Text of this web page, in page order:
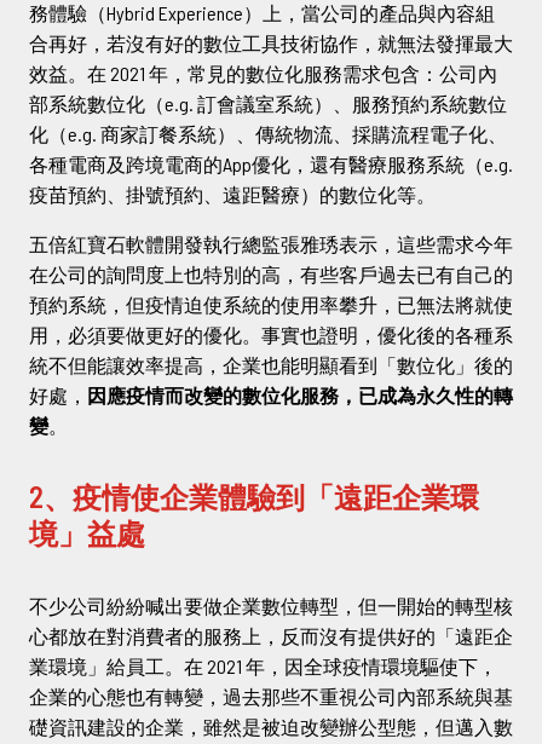
務體驗（Hybrid Experience）上，當公司的產品與內容組
合再好，若沒有好的數位工具技術協作，就無法發揮最大
效益。在 2021 年，常見的數位化服務需求包含：公司內
部系統數位化（e.g. 訂會議室系統）、服務預約系統數位
化（e.g. 商家訂餐系統）、傳統物流、採購流程電子化、
各種電商及跨境電商的App優化，還有醫療服務系統（e.g.
疫苗預約、掛號預約、遠距醫療）的數位化等。
五倍紅寶石軟體開發執行總監張雅琇表示，這些需求今年
在公司的詢問度上也特別的高，有些客戶過去已有自己的
預約系統，但疫情迫使系統的使用率攀升，已無法將就使
用，必須要做更好的優化。事實也證明，優化後的各種系
統不但能讓效率提高，企業也能明顯看到「數位化」後的
好處， 因應疫情而改變的數位化服務，已成為永久性的轉
變。
2、疫情使企業體驗到「遠距企業環
境」益處
不少公司紛紛喊出要做企業數位轉型，但一開始的轉型核
心都放在對消費者的服務上，反而沒有提供好的「遠距企
業環境」給員工。在 2021 年，因全球疫情環境驅使下，
企業的心態也有轉變，過去那些不重視公司內部系統與基
礎資訊建設的企業，雖然是被迫改變辦公型態，但邁入數